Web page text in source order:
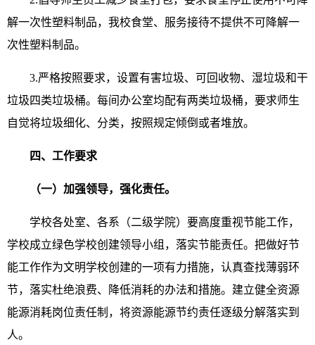
解一次性塑料制品，我校食堂、服务接待不提供不可降解一
次性塑料制品。
3.严格按照要求，设置有害垃圾、可回收物、湿垃圾和干
垃圾四类垃圾桶。每间办公室均配有两类垃圾桶，要求师生
自觉将垃圾细化、分类，按照规定倾倒或者堆放。
四、工作要求
（一）加强领导，强化责任。
学校各处室、各系（二级学院）要高度重视节能工作，
学校成立绿色学校创建领导小组，落实节能责任。把做好节
能工作作为文明学校创建的一项有力措施，认真查找薄弱环
节，落实杜绝浪费、降低消耗的办法和措施。建立健全资源
能源消耗岗位责任制，将资源能源节约责任逐级分解落实到
人。